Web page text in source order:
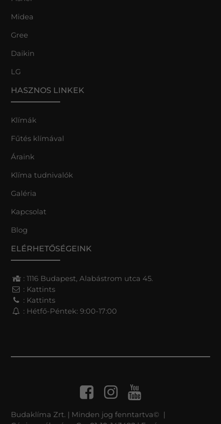
Midea
Gree
Daikin
LG
HASZNOS LINKEK
Klímák
Fűtés klímával
Áraink
Klíma tudnivalók
Galéria
Kapcsolat
Blog
ELÉRHETŐSÉGEINK
: 1116 Budapest, Alabástrom utca 45.
: Kattints
: Kattints
: Hétfő-Péntek: 9:00-17:00
Budaklíma Zrt. | Minden jog fenntartva© |